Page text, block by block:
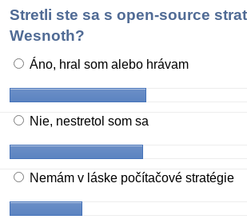
Stretli ste sa s open-source
Wesnoth?
Áno, hral som alebo hrávam
Nie, nestretol som sa
Nemám v láske počítačové stratégie